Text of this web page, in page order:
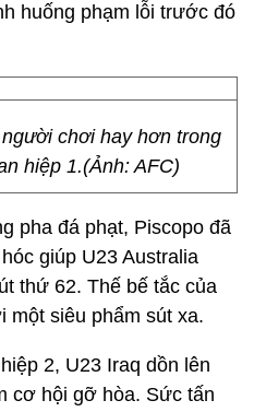
huống phạm lỗi trước đó
chơi hay hơn trong
hiệp 1.(Ảnh: AFC)
pha đá phạt, Piscopo đã
giúp U23 Australia
thứ 62. Thế bế tắc của
siêu phẩm sút xa.
2, U23 Iraq dồn lên
cơ hội gỡ hòa. Sức tấn